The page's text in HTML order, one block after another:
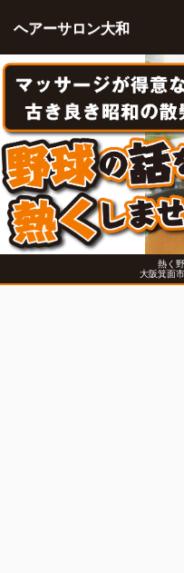
熱く
大阪箕面
ヘアーサロン大和